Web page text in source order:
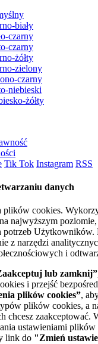
biały
czarny
czarny
żółty
zielony
czarny
niebieski
żółty
Tik Tok Instagram RSS
danych
plików cookies.
najwyższym
potrzeb Użytkowników.
z narzędzi
i
lub zamknij”
i przejść
plików cookies”,
plików cookies, a
chcesz zaakceptować.
ustawieniami plików
link do "Zmień